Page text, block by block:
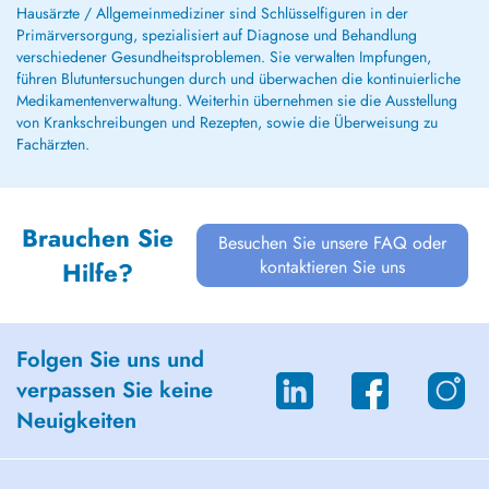
Hausärzte / Allgemeinmediziner sind Schlüsselfiguren in der
Primärversorgung, spezialisiert auf Diagnose und Behandlung
verschiedener Gesundheitsproblemen. Sie verwalten Impfungen,
führen Blutuntersuchungen durch und überwachen die kontinuierliche
Medikamentenverwaltung. Weiterhin übernehmen sie die Ausstellung
von Krankschreibungen und Rezepten, sowie die Überweisung zu
Fachärzten.
Brauchen Sie
Hilfe?
Besuchen Sie unsere FAQ oder
kontaktieren Sie uns
Folgen Sie uns und
verpassen Sie keine
Neuigkeiten